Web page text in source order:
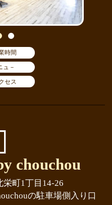
時間
ュ－
セス
chouchou
町1丁目14-26
の駐車場側入り口